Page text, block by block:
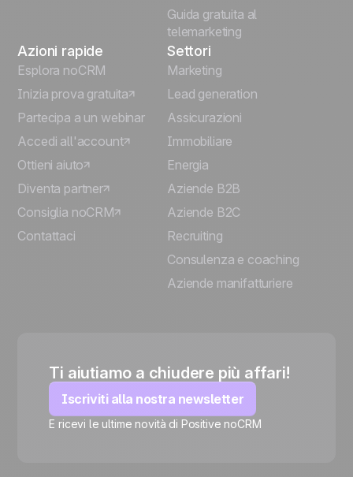
🍪
Guida gratuita al
telemarketing
Azioni rapide
Esplora noCRM
Inizia prova gratuita
Partecipa a un webinar
Accedi all'account
Ottieni aiuto
Diventa partner
Consiglia noCRM
Contattaci
Settori
Marketing
Lead generation
Assicurazioni
Immobiliare
Energia
Aziende B2B
Aziende B2C
Recruiting
Consulenza e coaching
Aziende manifatturiere
Ti aiutiamo a chiudere più affari!
Iscriviti alla nostra newsletter
E ricevi le ultime novità di Positive noCRM